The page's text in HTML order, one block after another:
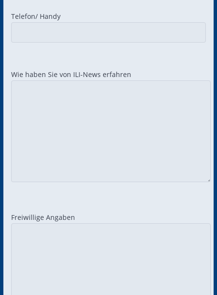
Telefon/ Handy
Wie haben Sie von ILI-News erfahren
Freiwillige Angaben